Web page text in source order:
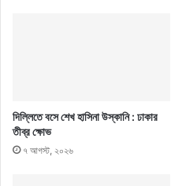
দিল্লিতে বসে শেখ হাসিনা উস্কানি : ঢাকার
তীব্র ক্ষোভ
৭ আগস্ট, ২০২৬